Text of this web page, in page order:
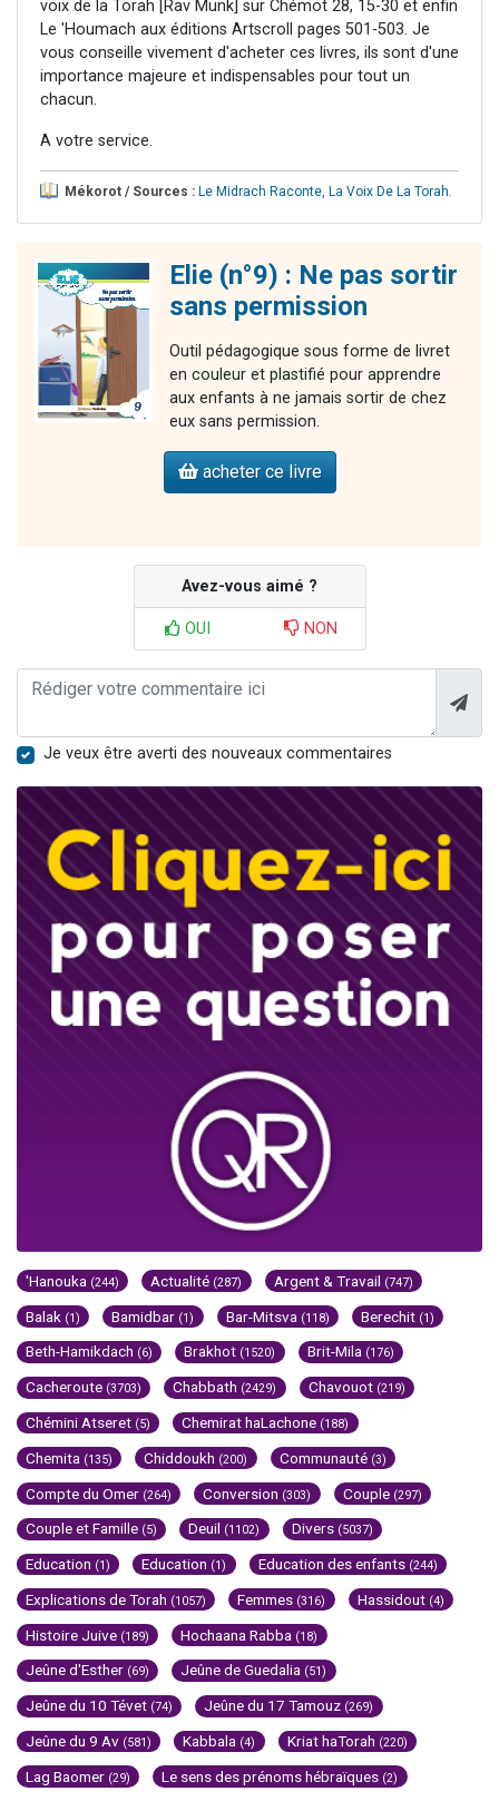
voix de la Torah [Rav Munk] sur Chémot 28, 15-30 et enfin
Le 'Houmach aux éditions Artscroll pages 501-503. Je
vous conseille vivement d'acheter ces livres, ils sont d'une
importance majeure et indispensables pour tout un
chacun.
A votre service.
Mékorot / Sources : Le Midrach Raconte, La Voix De La Torah.
Elie (n°9) : Ne pas sortir
sans permission
Outil pédagogique sous forme de livret
en couleur et plastifié pour apprendre
aux enfants à ne jamais sortir de chez
eux sans permission.
acheter ce livre
Avez-vous aimé ?
OUI NON
Je veux être averti des nouveaux commentaires
'Hanouka (244) Actualité (287) Argent & Travail (747)
Balak (1) Bamidbar (1) Bar-Mitsva (118) Berechit (1)
Beth-Hamikdach (6) Brakhot (1520) Brit-Mila (176)
Cacheroute (3703) Chabbath (2429) Chavouot (219)
Chémini Atseret (5) Chemirat haLachone (188)
Chemita (135) Chiddoukh (200) Communauté (3)
Compte du Omer (264) Conversion (303) Couple (297)
Couple et Famille (5) Deuil (1102) Divers (5037)
Education (1) Education (1) Education des enfants (244)
Explications de Torah (1057) Femmes (316) Hassidout (4)
Histoire Juive (189) Hochaana Rabba (18)
Jeûne d'Esther (69) Jeûne de Guedalia (51)
Jeûne du 10 Tévet (74) Jeûne du 17 Tamouz (269)
Jeûne du 9 Av (581) Kabbala (4) Kriat haTorah (220)
Lag Baomer (29) Le sens des prénoms hébraïques (2)